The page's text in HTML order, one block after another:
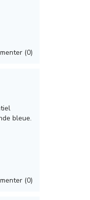
(0)
bleue.
(0)